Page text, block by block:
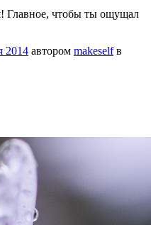
Главное, чтобы ты ощущал
2014 автором makeselfв